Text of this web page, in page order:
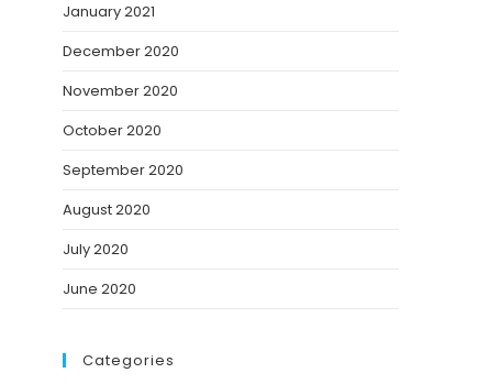
January 2021
December 2020
November 2020
October 2020
September 2020
August 2020
July 2020
June 2020
Categories